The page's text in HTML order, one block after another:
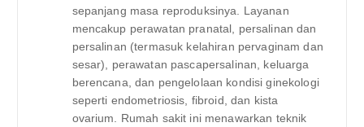
sepanjang masa reproduksinya. Layanan
mencakup perawatan pranatal, persalinan dan
persalinan (termasuk kelahiran pervaginam dan
sesar), perawatan pascapersalinan, keluarga
berencana, dan pengelolaan kondisi ginekologi
seperti endometriosis, fibroid, dan kista
ovarium. Rumah sakit ini menawarkan teknik